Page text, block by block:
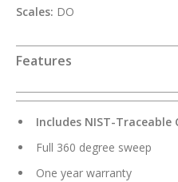
Scales: DO
Features
Includes NIST-
Full 360 degree sweep
One year warranty